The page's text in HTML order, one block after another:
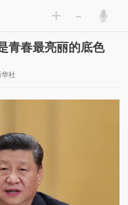
+ -
青春最亮丽的底色
社